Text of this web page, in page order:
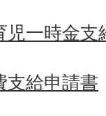
児一時金支
支給申請書